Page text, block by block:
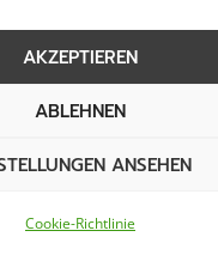
AKZEPTIEREN
ABLEHNEN
ANSEHEN
Cookie-Richtlinie
bedecken. Die
ist
Straßenverkehr zu
die Mobilität der
Gewerbebetriebe in